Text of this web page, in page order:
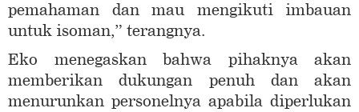
pemahaman dan mau mengikuti imbauan
untuk isoman,” terangnya.
Eko menegaskan bahwa pihaknya akan
memberikan dukungan penuh dan akan
menurunkan personelnya apabila diperlukan